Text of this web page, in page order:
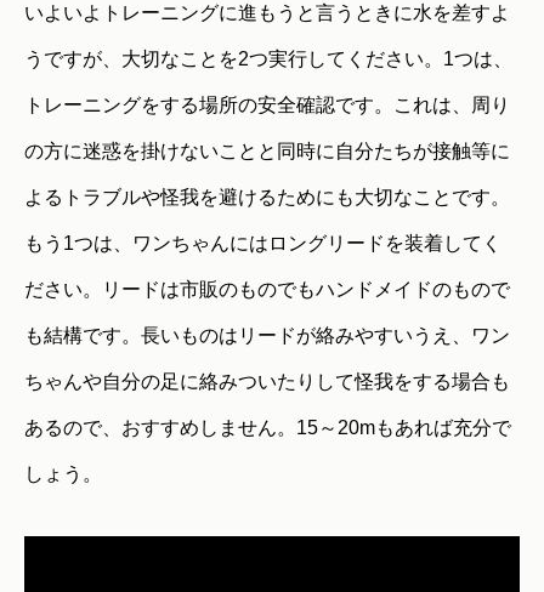
いよいよトレーニングに進もうと言うときに水を差すよ
うですが、大切なことを2つ実行してください。1つは、
トレーニングをする場所の安全確認です。これは、周り
の方に迷惑を掛けないことと同時に自分たちが接触等に
よるトラブルや怪我を避けるためにも大切なことです。
もう1つは、ワンちゃんにはロングリードを装着してく
ださい。リードは市販のものでもハンドメイドのもので
も結構です。長いものはリードが絡みやすいうえ、ワン
ちゃんや自分の足に絡みついたりして怪我をする場合も
あるので、おすすめしません。15～20mもあれば充分で
しょう。